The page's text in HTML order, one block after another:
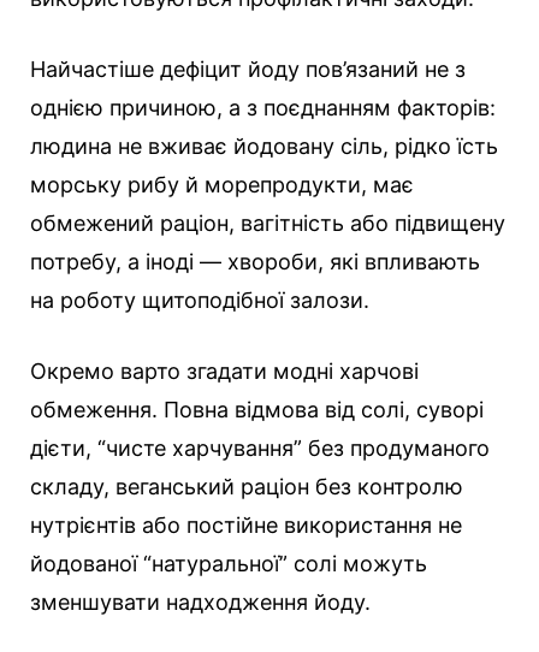
Найчастіше дефіцит йоду пов’язаний не з
однією причиною, а з поєднанням факторів:
людина не вживає йодовану сіль, рідко їсть
морську рибу й морепродукти, має
обмежений раціон, вагітність або підвищену
потребу, а іноді — хвороби, які впливають
на роботу щитоподібної залози.
Окремо варто згадати модні харчові
обмеження. Повна відмова від солі, суворі
дієти, “чисте харчування” без продуманого
складу, веганський раціон без контролю
нутрієнтів або постійне використання не
йодованої “натуральної” солі можуть
зменшувати надходження йоду.